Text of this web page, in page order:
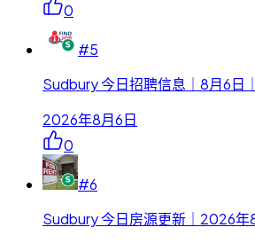
0
#5
Sudbury 今日招聘信息｜8月6日
2026年8月6日
0
#6
Sudbury 今日房源更新｜2026年